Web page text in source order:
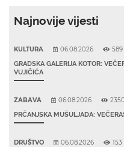
Najnovije vijesti
KULTURA 06.08.2026 589
GRADSKA GALERIJA KOTOR:
VUJIČIĆA
ZABAVA 06.08.2026 2350
PRČANJSKA MUŠULJADA:
DRUŠTVO 06.08.2026 153